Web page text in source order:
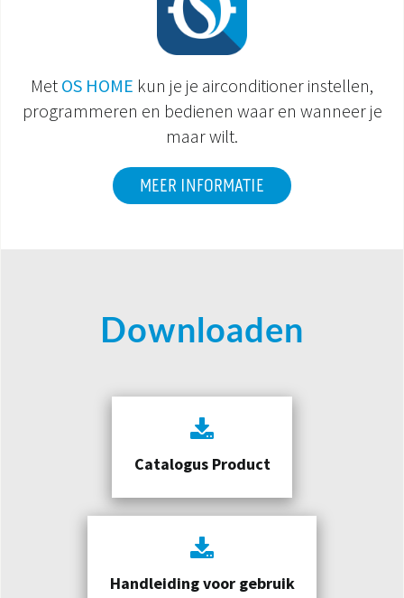
Met OS HOME kun je je airconditioner instellen,
programmeren en bedienen waar en wanneer je
maar wilt.
MEER INFORMATIE
Downloaden
Catalogus Product
Handleiding voor gebruik